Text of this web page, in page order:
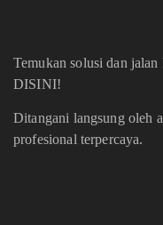
Temukan solusi dan
DISINI!
Ditangani langsung oleh
profesional terpercaya.